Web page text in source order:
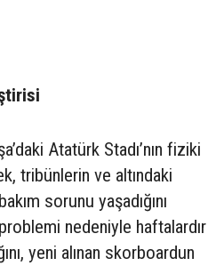
Atatürk Stadı’nın fiziki
tribünlerin ve altındaki
sorunu yaşadığını
nedeniyle haftalardır
yeni alınan skorboardun